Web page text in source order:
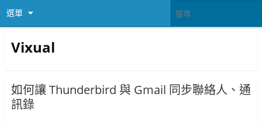
選單
Vixual
如何讓 Thunderbird 與 Gmail 同步聯絡人、通
訊錄